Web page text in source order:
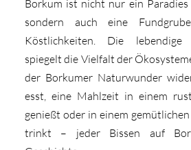
Borkum ist nicht nur ein
sondern auch eine
Köstlichkeiten. Die lebendige
spiegelt die Vielfalt der
der Borkumer Naturwunder
esst, eine Mahlzeit in einem
genießt oder in einem gemütlichen
trinkt – jeder Bissen auf